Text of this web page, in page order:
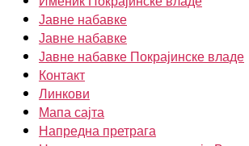
Јавне набавке
Јавне набавке
Јавне набавке Покрајинске владе
Контакт
Линкови
Мапа сајта
Напредна претрага